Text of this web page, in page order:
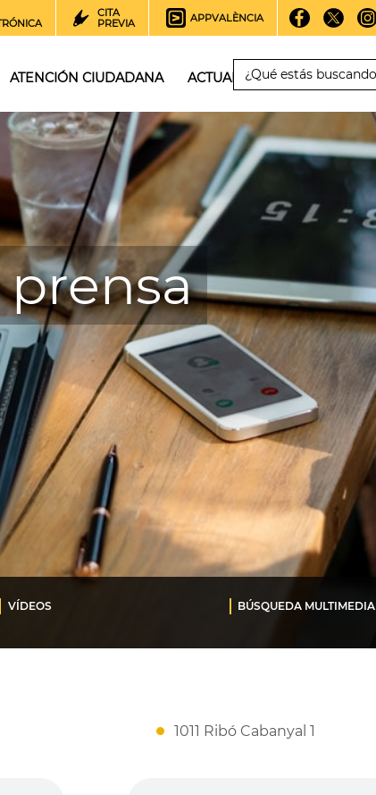
CITA
PREVIA
APPVALÈNCIA
ATENCIÓN CIUDADANA ACTUALIDAD
prensa
VÍDEOS BÚSQUEDA MULTIMEDIA
1011 Ribó Cabanyal 1